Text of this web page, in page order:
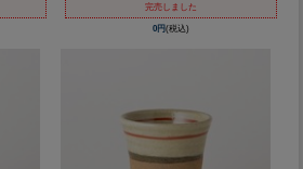
完売しました
0円(税込)